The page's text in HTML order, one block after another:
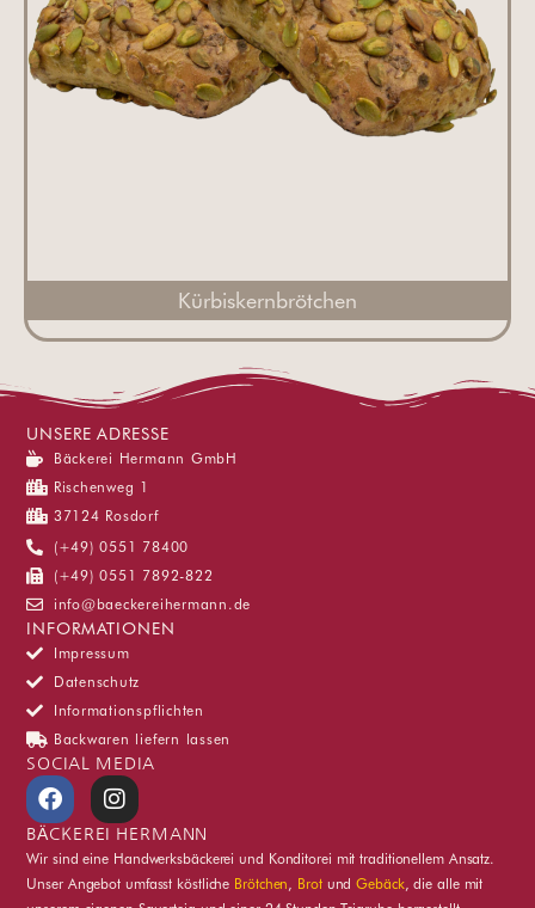
Kürbiskernbrötchen
UNSERE ADRESSE
Bäckerei Hermann GmbH
Rischenweg 1
37124 Rosdorf
(+49) 0551 78400
(+49) 0551 7892-822
info@baeckereihermann.de
INFORMATIONEN
Impressum
Datenschutz
Informationspflichten
Backwaren liefern lassen
SOCIAL MEDIA
F
a
c
e
b
I
n
s
t
a
BÄCKEREI HERMANN
Wir sind eine Handwerksbäckerei und Konditorei mit traditionellem Ansatz.
Unser Angebot umfasst köstliche Brötchen, BrotundGebäck, die alle mit